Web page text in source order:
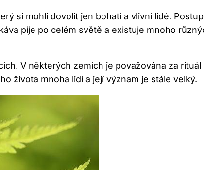
si mohli dovolit jen bohatí a vlivní lidé.
pije po celém světě a existuje mnoho
V některých zemích je považována za
života mnoha lidí a její význam je stále velký.